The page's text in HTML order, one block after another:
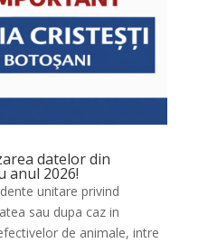
datelor din
anul 2026!
unitare privind
sau dupa caz in
de animale, intre